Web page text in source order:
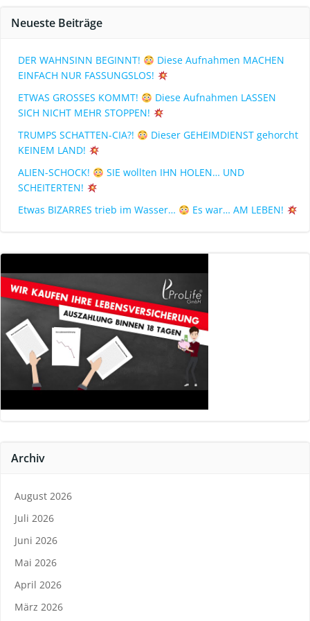
Neueste Beiträge
DER WAHNSINN BEGINNT!
Diese Aufnahmen MACHEN
EINFACH NUR FASSUNGSLOS!
ETWAS GROSSES KOMMT!
Diese Aufnahmen LASSEN
SICH NICHT MEHR STOPPEN!
TRUMPS SCHATTEN-CIA?!
Dieser GEHEIMDIENST gehorcht
KEINEM LAND!
ALIEN-SCHOCK!
SIE wollten IHN HOLEN… UND
SCHEITERTEN!
Etwas BIZARRES trieb im Wasser…
Es war… AM LEBEN!
Archiv
August 2026
Juli 2026
Juni 2026
Mai 2026
April 2026
März 2026